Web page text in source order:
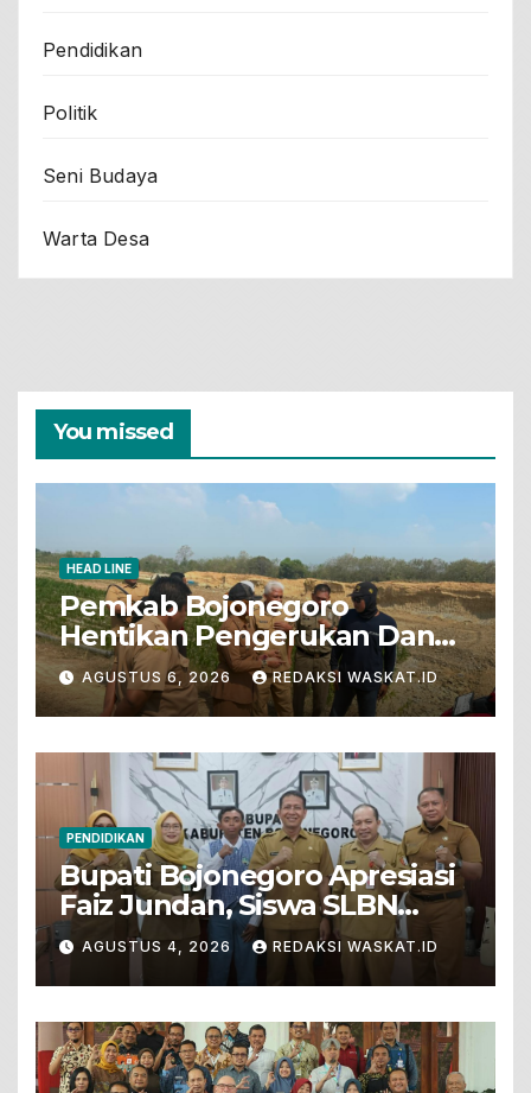
Pendidikan
Politik
Seni Budaya
Warta Desa
You missed
HEAD LINE
Pemkab Bojonegoro
Hentikan Pengerukan Dan
Penjualan Tanah Dari Lahan
Pertanian
AGUSTUS 6, 2026 REDAKSI WASKAT.ID
PENDIDIKAN
Bupati Bojonegoro Apresiasi
Faiz Jundan, Siswa SLBN
Gunungsari Baureno Masuk
LKS Diksus Tingkat Nasional
AGUSTUS 4, 2026 REDAKSI WASKAT.ID